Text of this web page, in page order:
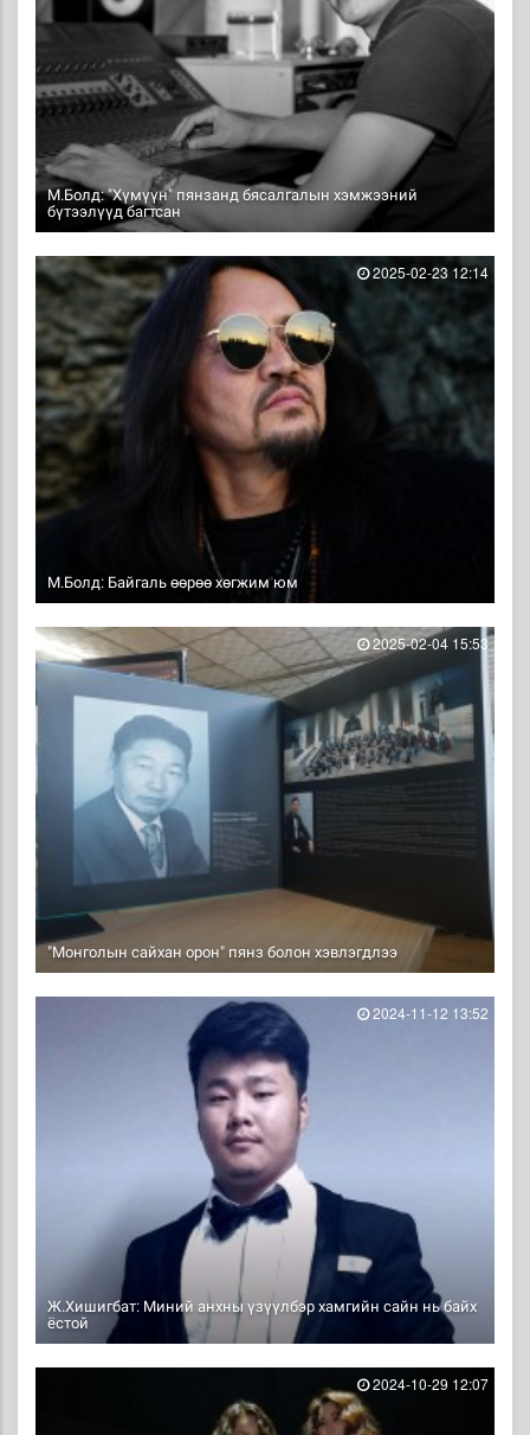
М.Болд: "Хүмүүн" пянзанд бясалгалын хэмжээний
бүтээлүүд багтсан
М.Болд: Байгаль өөрөө хөгжим юм
2025-02-23 12:14
"Монголын сайхан орон" пянз болон хэвлэгдлээ
2025-02-04 15:53
Ж.Хишигбат: Миний анхны үзүүлбэр хамгийн сайн нь байх
ёстой
2024-11-12 13:52
2024-10-29 12:07